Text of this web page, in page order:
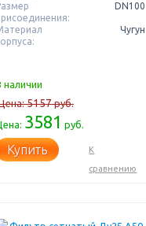
DN100
Чугун
наличии
5157руб.
3581 руб.
Купить
К
сравнению